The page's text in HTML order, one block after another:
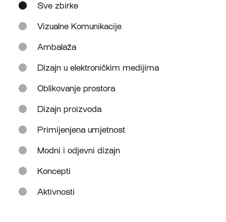
Sve zbirke
Vizualne Komunikacije
Ambalaža
Dizajn u elektroničkim medijima
Oblikovanje prostora
Dizajn proizvoda
Primijenjena umjetnost
Modni i odjevni dizajn
Koncepti
Aktivnosti